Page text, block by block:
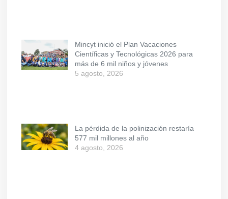
Mincyt inició el Plan Vacaciones
Científicas y Tecnológicas 2026 para
más de 6 mil niños y jóvenes
5 agosto, 2026
La pérdida de la polinización restaría
577 mil millones al año
4 agosto, 2026